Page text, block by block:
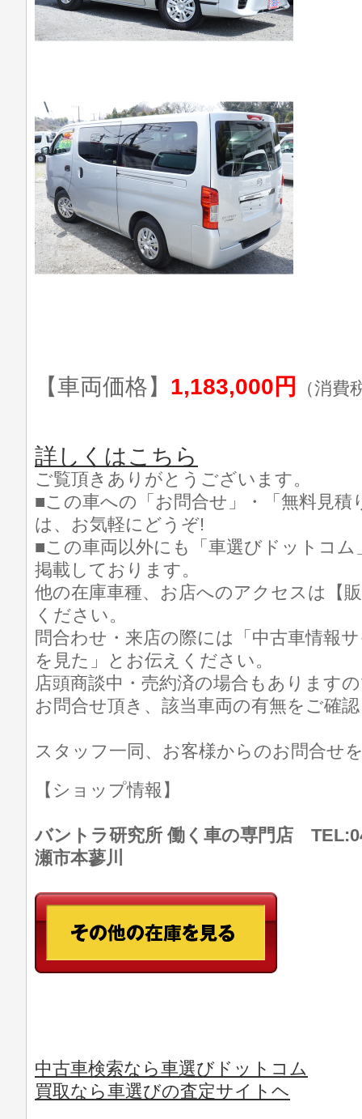
【車両価格】 1,183,000円 （消費
詳しくはこちら
ご覧頂きありがとうございます。
■この車への「お問合せ」・「無料見積
は、お気軽にどうぞ!
■この車両以外にも「車選びドットコ
掲載しております。
他の在庫車種、お店へのアクセスは【
ください。
問合わせ・来店の際には「中古車情報
を見た」とお伝えください。
店頭商談中・売約済の場合もあります
お問合せ頂き、該当車両の有無をご確
スタッフ一同、お客様からのお問合せ
【ショップ情報】
バントラ研究所 働く車の専門店
瀬市本蓼川
中古車検索なら車選びドットコム
買取なら車選びの査定サイトヘ